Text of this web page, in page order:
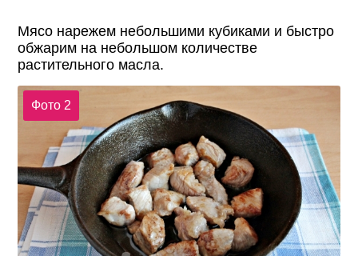
Мясо нарежем небольшими кубиками и быстро
обжарим на небольшом количестве
растительного масла.
Фото 2